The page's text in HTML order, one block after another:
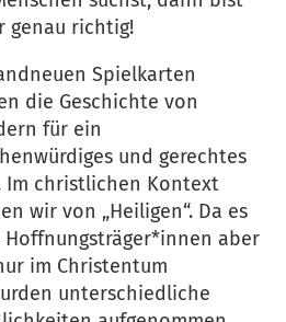
genau richtig!
Spielkarten
die Geschichte von
für ein
und gerechtes
Im christlichen Kontext
wir von „Heiligen“. Da es
Hoffnungsträger*innen aber
im Christentum
unterschiedliche